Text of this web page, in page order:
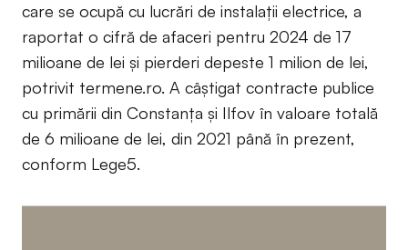
care se ocupă cu lucrări de instalații electrice, a
raportat o cifră de afaceri pentru 2024 de 17
milioane de lei și pierderi depeste 1 milion de lei,
potrivit termene.ro. A câștigat contracte publice
cu primării din Constanța și Ilfov în valoare totală
de 6 milioane de lei, din 2021 până în prezent,
conform Lege5.